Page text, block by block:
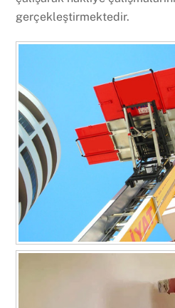
gerçekleştirmektedir.